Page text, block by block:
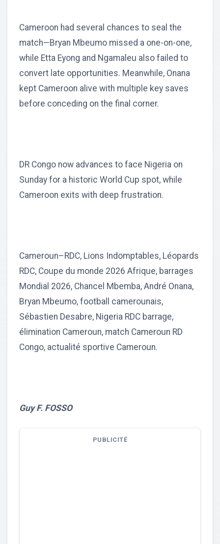
Cameroon had several chances to seal the
match—Bryan Mbeumo missed a one-on-one,
while Etta Eyong and Ngamaleu also failed to
convert late opportunities. Meanwhile, Onana
kept Cameroon alive with multiple key saves
before conceding on the final corner.
DR Congo now advances to face Nigeria on
Sunday for a historic World Cup spot, while
Cameroon exits with deep frustration.
Cameroun–RDC, Lions Indomptables, Léopards
RDC, Coupe du monde 2026 Afrique, barrages
Mondial 2026, Chancel Mbemba, André Onana,
Bryan Mbeumo, football camerounais,
Sébastien Desabre, Nigeria RDC barrage,
élimination Cameroun, match Cameroun RD
Congo, actualité sportive Cameroun.
Guy F. FOSSO
PUBLICITÉ